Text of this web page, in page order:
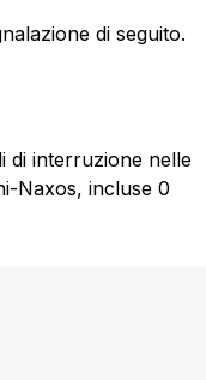
di seguito.
di interruzione nelle
Naxos, incluse 0